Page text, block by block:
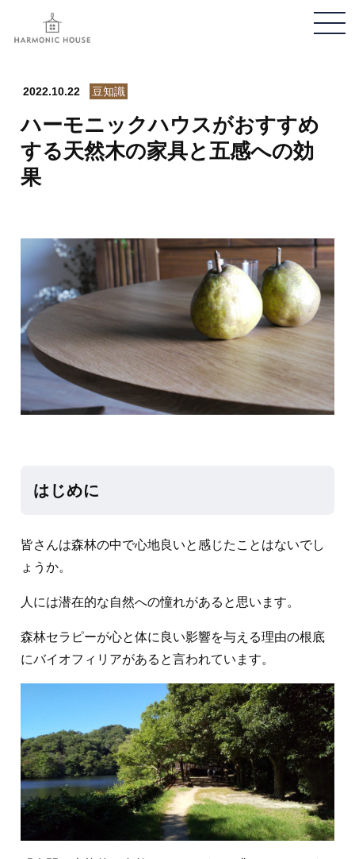
メ
2022.10.22 豆知識
ハーモニックハウスがおすすめ
する天然木の家具と五感への効
果
はじめに
皆さんは森林の中で心地良いと感じたことはないでし
ょうか。
人には潜在的な自然への憧れがあると思います。
森林セラピーが心と体に良い影響を与える理由の根底
にバイオフィリアがあると言われています。